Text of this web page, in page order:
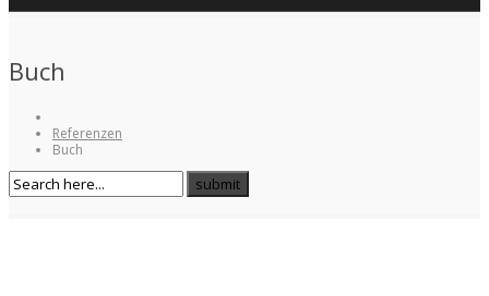
Buch
Referenzen
Buch